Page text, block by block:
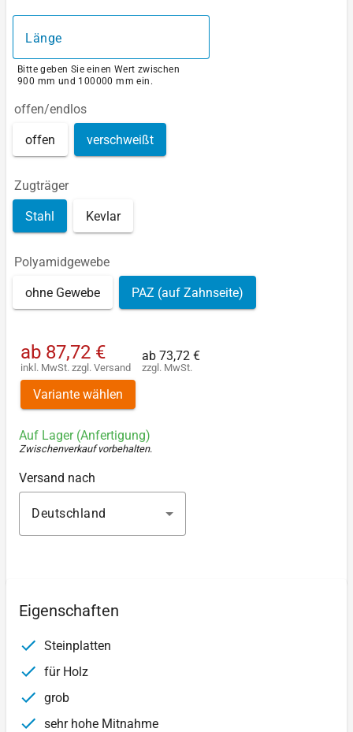
Länge
Bitte geben Sie einen Wert zwischen
900 mm und 100000 mm ein.
offen/endlos
offen verschweißt
Zugträger
Stahl Kevlar
Polyamidgewebe
ohne Gewebe PAZ (auf Zahnseite)
ab 87,72 €
inkl. MwSt. zzgl. Versand
ab 73,72 €
zzgl. MwSt.
Variante wählen
Auf Lager (Anfertigung)
Zwischenverkauf vorbehalten.
Versand nach
Deutschland
Eigenschaften
Steinplatten
für Holz
grob
sehr hohe Mitnahme